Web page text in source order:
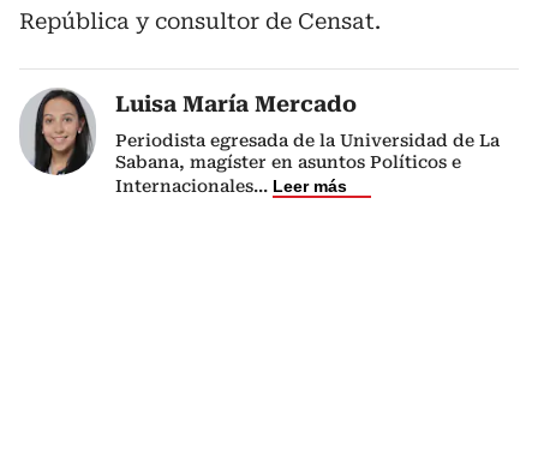
República y consultor de Censat.
Luisa María Mercado
Periodista egresada de la Universidad de La
Sabana, magíster en asuntos Políticos e
Internacionales... Leer más